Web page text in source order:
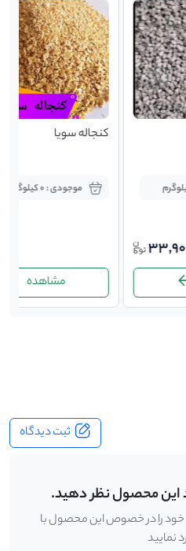
کنجاله سویا
موجودی : 0 کیلوگرم
مشاهده
ثبت دیدگاه
این محصول نظر دهید.
خود را در خصوص این محصول با
نمایید